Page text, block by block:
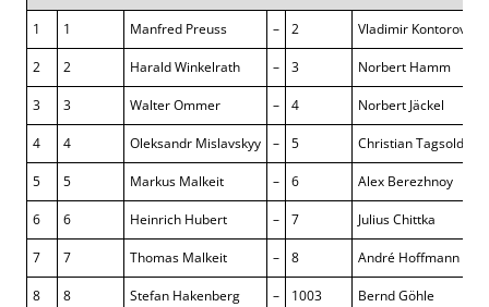
1 1 Manfred Preuss – 2 Vladimir Kontorovitch
2 2 Harald Winkelrath – 3 Norbert Hamm
3 3 Walter Ommer – 4 Norbert Jäckel
4 4 Oleksandr Mislavskyy – 5 Christian Tagsold
5 5 Markus Malkeit – 6 Alex Berezhnoy
6 6 Heinrich Hubert – 7 Julius Chittka
7 7 Thomas Malkeit – 8 André Hoffmann
8 8 Stefan Hakenberg – 1003 Bernd Göhle